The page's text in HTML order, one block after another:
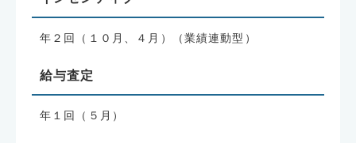
年２回（１０月、４月）（業績連動型）
給与査定
年１回（５月）